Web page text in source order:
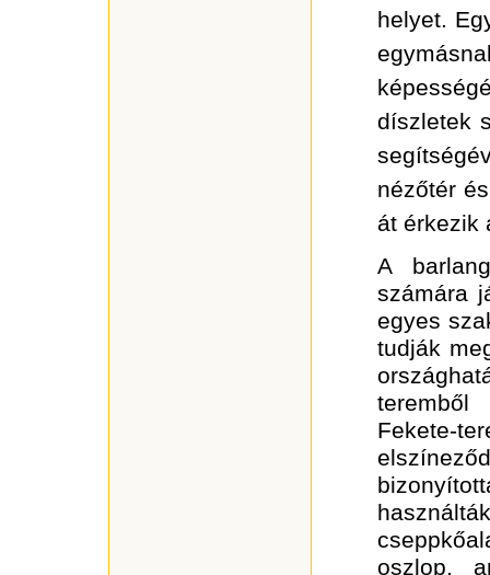
helyet.
díszletek
nézőtér
át érkezik
A
számára
egyes
tudják
Fekete-
oszlop,